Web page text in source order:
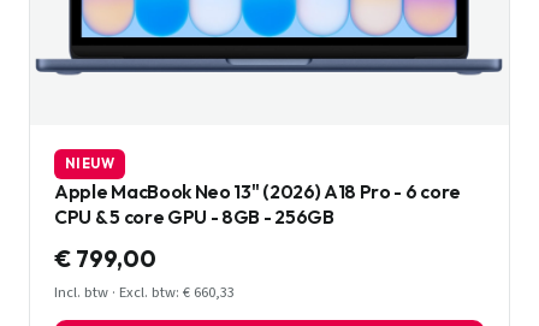
NIEUW
Apple MacBook Neo 13" (2026) A18 Pro - 6 core
CPU & 5 core GPU - 8GB - 256GB
€ 799,00
Incl. btw · Excl. btw: € 660,33